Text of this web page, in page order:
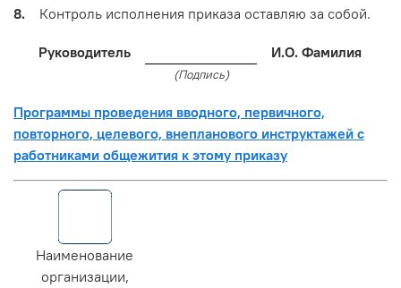
8. Контроль исполнения приказа оставляю за собой.
Руководитель И.О. Фамилия
(Подпись)
Программы проведения вводного, первичного,
повторного, целевого, внепланового инструктажей с
работниками общежития к этому приказу
Наименование
организации,